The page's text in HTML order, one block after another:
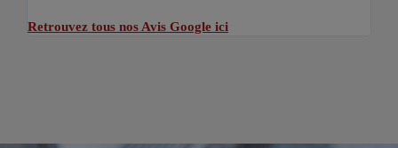
Retrouvez tous nos Avis Google ici